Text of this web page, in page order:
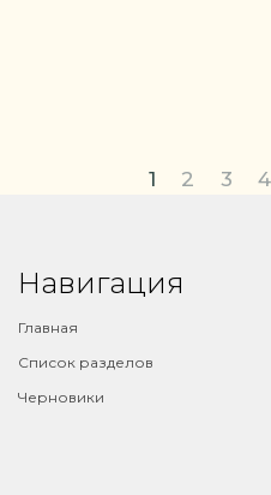
1 2 3 4
Навигация
Главная
Список разделов
Черновики